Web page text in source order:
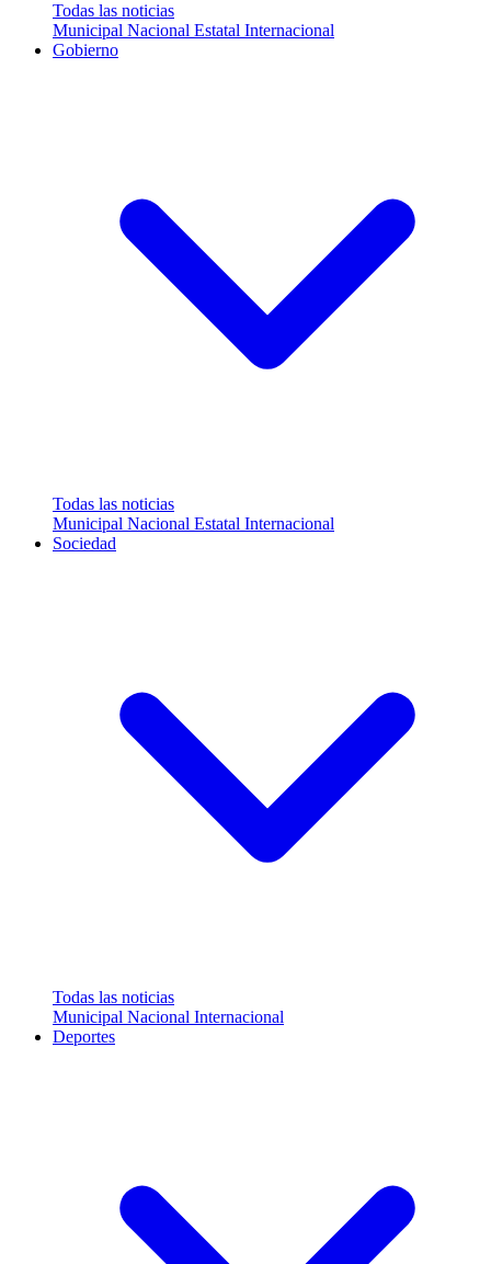
Todas las noticias
Municipal Nacional Estatal Internacional
Gobierno
Todas las noticias
Municipal Nacional Estatal Internacional
Sociedad
Todas las noticias
Municipal Nacional Internacional
Deportes